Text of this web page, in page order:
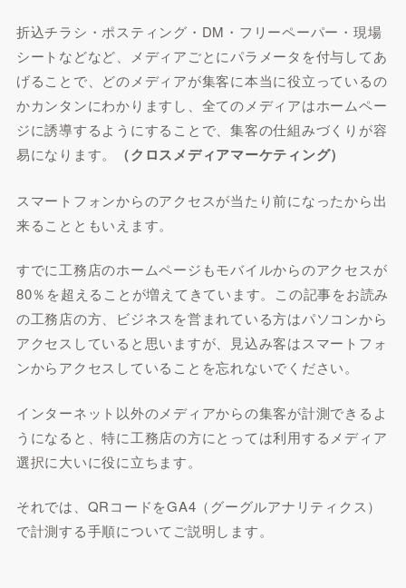
折込チラシ・ポスティング・DM・フリーペーパー・現場
シートなどなど、メディアごとにパラメータを付与してあ
げることで、どのメディアが集客に本当に役立っているの
かカンタンにわかりますし、全てのメディアはホームペー
ジに誘導するようにすることで、集客の仕組みづくりが容
易になります。
（クロスメディアマーケティング）
スマートフォンからのアクセスが当たり前になったから出
来ることともいえます。
すでに工務店のホームページもモバイルからのアクセスが
80％を超えることが増えてきています。この記事をお読み
の工務店の方、ビジネスを営まれている方はパソコンから
アクセスしていると思いますが、
見込み客はスマートフォ
ンからアクセスしている ことを忘れないでください。
インターネット以外のメディアからの集客が計測できるよ
うになると、特に工務店の方にとっては利用するメディア
選択に大いに役に立ちます。
それでは、QRコードをGA4（グーグルアナリティクス）
で計測する手順についてご説明します。